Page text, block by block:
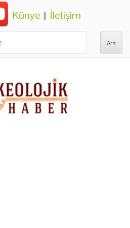
Künye | İletişim